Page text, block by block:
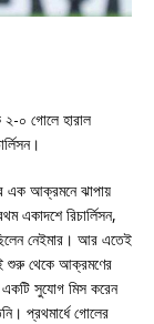
২-০ গোলে হারাল
এক আক্রমনে ঝাপায়
একাদশে রিচার্লিসন,
নেইমার। আর এতেই
শুরু থেকে আক্রমণের
একটি সুযোগ মিস করেন
প্রথমার্ধে গোলের